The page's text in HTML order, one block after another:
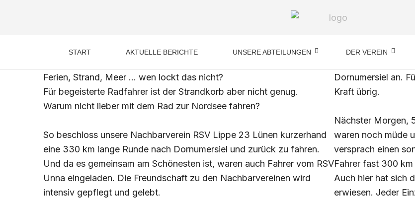
START AKTUELLE BERICHTE UNSERE ABTEILUNGEN DER VEREIN
Ferien, Strand, Meer … wen lockt das nicht?
Für begeisterte Radfahrer ist der Strandkorb aber nicht genug.
Warum nicht lieber mit dem Rad zur Nordsee fahren?
So beschloss unsere Nachbarverein RSV Lippe 23 Lünen kurzerhand
eine 330 km lange Runde nach Dornumersiel und zurück zu fahren.
Und da es gemeinsam am Schönesten ist, waren auch Fahrer vom RSV
Unna eingeladen. Die Freundschaft zu den Nachbarvereinen wird
intensiv gepflegt und gelebt.
Dornumersiel an.
Kraft übrig.
Nächster Morgen,
waren noch müde
versprach einen
Fahrer fast 300
Auch hier hat sich
erwiesen. Jeder